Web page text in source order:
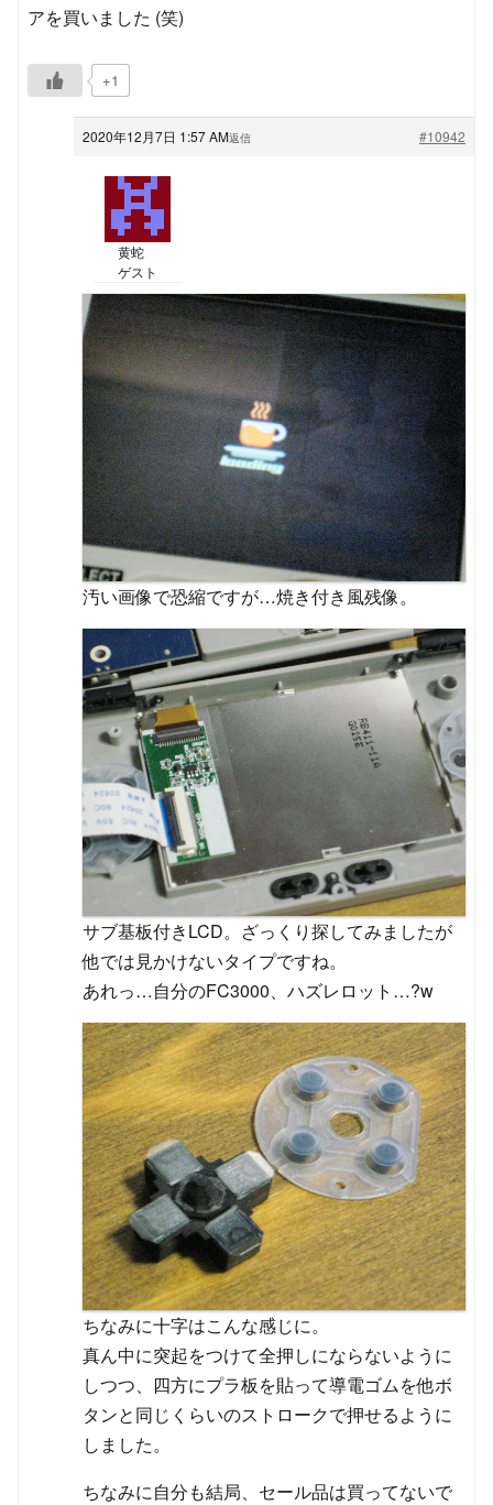
アを買いました (笑)
+1
2020年12月7日 1:57 AM #10942
返信
黄蛇
ゲスト
汚い画像で恐縮ですが…焼き付き風残像。
サブ基板付きLCD。ざっくり探してみましたが
他では見かけないタイプですね。
あれっ…自分のFC3000、ハズレロット…?w
ちなみに十字はこんな感じに。
真ん中に突起をつけて全押しにならないように
しつつ、四方にプラ板を貼って導電ゴムを他ボ
タンと同じくらいのストロークで押せるように
しました。
ちなみに自分も結局、セール品は買ってないで